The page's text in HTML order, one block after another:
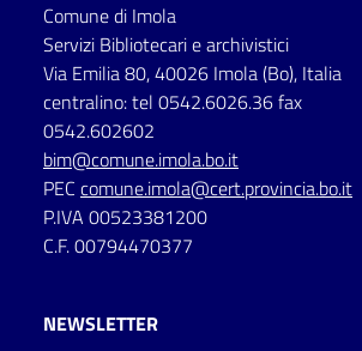
Seguici
su
Comune di Imola
Servizi Bibliotecari e archivistici
Via Emilia 80, 40026 Imola (Bo), Italia
centralino: tel 0542.6026.36 fax
0542.602602
bim@comune.imola.bo.it
PEC comune.imola@cert.provincia.bo.it
P.IVA 00523381200
C.F. 00794470377
NEWSLETTER